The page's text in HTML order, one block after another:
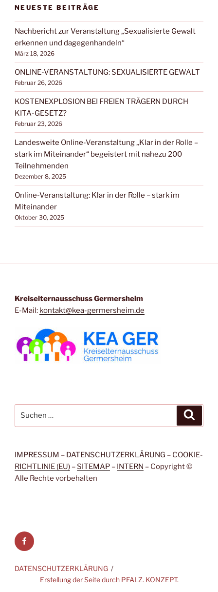
NEUESTE BEITRÄGE
Nachbericht zur Veranstaltung „Sexualisierte Gewalt
erkennen und dagegenhandeln“
März 18, 2026
ONLINE-VERANSTALTUNG: SEXUALISIERTE GEWALT
Februar 26, 2026
KOSTENEXPLOSION BEI FREIEN TRÄGERN DURCH
KITA-GESETZ?
Februar 23, 2026
Landesweite Online-Veranstaltung „Klar in der Rolle –
stark im Miteinander“ begeistert mit nahezu 200
Teilnehmenden
Dezember 8, 2025
Online-Veranstaltung: Klar in der Rolle – stark im
Miteinander
Oktober 30, 2025
Kreiselternausschuss Germersheim
E-Mail: kontakt@kea-germersheim.de
nach:
IMPRESSUM – DATENSCHUTZERKLÄRUNG – COOKIE-
RICHTLINIE (EU) – SITEMAP – INTERN – Copyright ©
Alle Rechte vorbehalten
Facebook
DATENSCHUTZERKLÄRUNG
Erstellung der Seite durch PFALZ. KONZEPT.